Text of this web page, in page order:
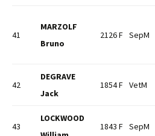
41
MARZOLF
Bruno
2126 F SepM
42
DEGRAVE
Jack
1854 F VetM
43
LOCKWOOD
1843 F SepM